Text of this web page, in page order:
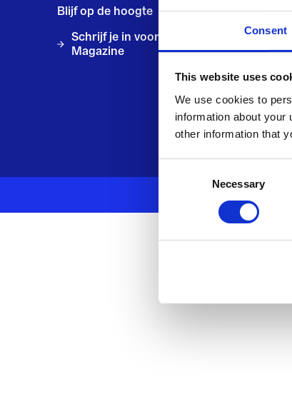
Consent
This website uses
We use cookies to
information about
other information that
Necessary
Blijf op de hoogte
Schrijf je in voor ons online Deltalife
Magazine